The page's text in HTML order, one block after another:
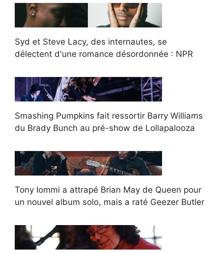
Syd et Steve Lacy, des internautes, se
délectent d'une romance désordonnée : NPR
Smashing Pumpkins fait ressortir Barry Williams
du Brady Bunch au pré-show de Lollapalooza
Tony Iommi a attrapé Brian May de Queen pour
un nouvel album solo, mais a raté Geezer Butler